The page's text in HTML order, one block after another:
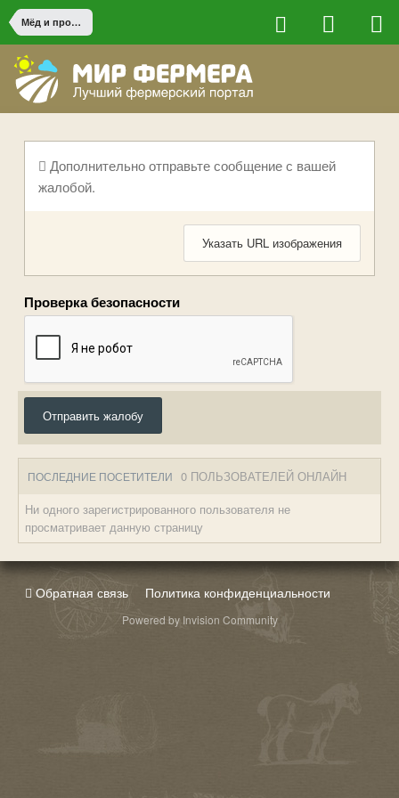
Мёд и продукты пчеловодства
Дополнительно отправьте сообщение с вашей
жалобой.
Указать URL изображения
Проверка безопасности
Отправить жалобу
ПОСЛЕДНИЕ ПОСЕТИТЕЛИ 0 ПОЛЬЗОВАТЕЛЕЙ ОНЛАЙН
Ни одного зарегистрированного пользователя не
просматривает данную страницу
Обратная связь Политика конфиденциальности
Powered by Invision Community